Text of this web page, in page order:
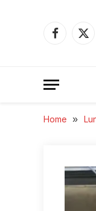
Facebook
X
Home »